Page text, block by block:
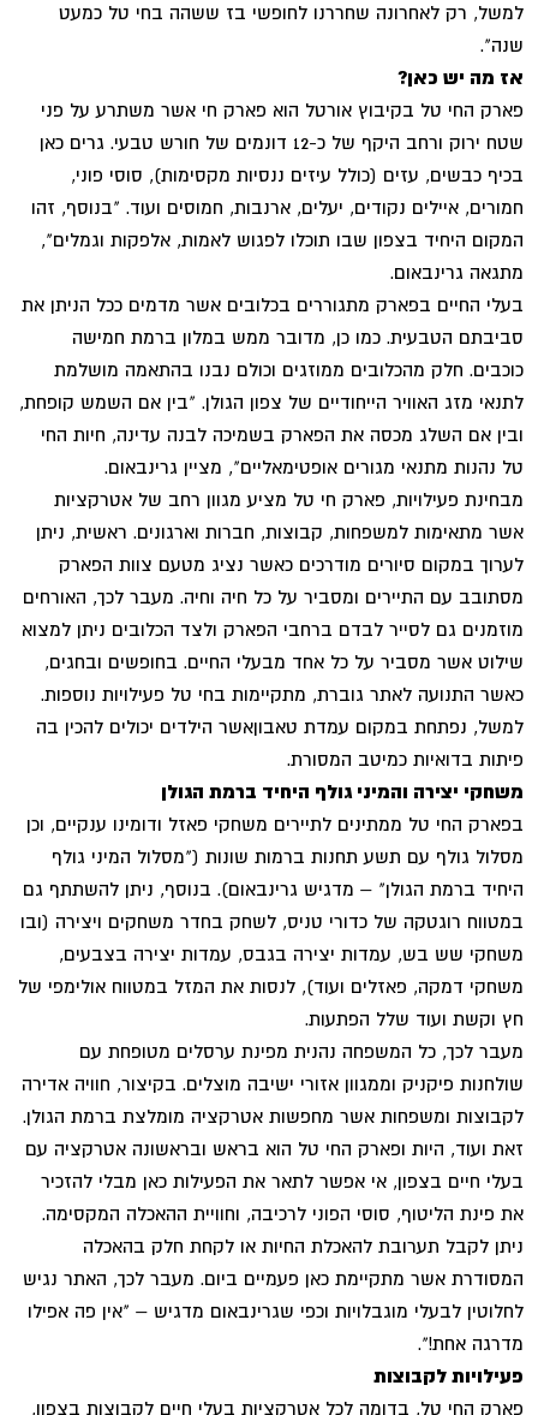
למשל, רק לאחרונה שחררנו לחופשי בז ששהה בחי טל כמעט
שנה".
אז מה יש כאן?
פארק החי טל בקיבוץ אורטל הוא פארק חי אשר משתרע על פני
שטח ירוק ורחב היקף של כ-12 דונמים של חורש טבעי. גרים כאן
בכיף כבשים, עזים (כולל עיזים ננסיות מקסימות), סוסי פוני,
חמורים, איילים נקודים, יעלים, ארנבות, חמוסים ועוד. "בנוסף, זהו
המקום היחיד בצפון שבו תוכלו לפגוש לאמות, אלפקות וגמלים",
מתגאה גרינבאום.
בעלי החיים בפארק מתגוררים בכלובים אשר מדמים ככל הניתן את
סביבתם הטבעית. כמו כן, מדובר ממש במלון ברמת חמישה
כוכבים. חלק מהכלובים ממוזגים וכולם נבנו בהתאמה מושלמת
לתנאי מזג האוויר הייחודיים של צפון הגולן. "בין אם השמש קופחת,
ובין אם השלג מכסה את הפארק בשמיכה לבנה עדינה, חיות החי
טל נהנות מתנאי מגורים אופטימאליים", מציין גרינבאום.
מבחינת פעילויות, פארק חי טל מציע מגוון רחב של אטרקציות
אשר מתאימות למשפחות, קבוצות, חברות וארגונים. ראשית, ניתן
לערוך במקום סיורים מודרכים כאשר נציג מטעם צוות הפארק
מסתובב עם התיירים ומסביר על כל חיה וחיה. מעבר לכך, האורחים
מוזמנים גם לסייר לבדם ברחבי הפארק ולצד הכלובים ניתן למצוא
שילוט אשר מסביר על כל אחד מבעלי החיים. בחופשים ובחגים,
כאשר התנועה לאתר גוברת, מתקיימות בחי טל פעילויות נוספות.
למשל, נפתחת במקום עמדת טאבוןאשר הילדים יכולים להכין בה
פיתות בדואיות כמיטב המסורת.
משחקי יצירה והמיני גולף היחיד ברמת הגולן
בפארק החי טל ממתינים לתיירים משחקי פאזל ודומינו ענקיים, וכן
מסלול גולף עם תשע תחנות ברמות שונות ("מסלול המיני גולף
היחיד ברמת הגולן" – מדגיש גרינבאום). בנוסף, ניתן להשתתף גם
במטווח רוגטקה של כדורי טניס, לשחק בחדר משחקים ויצירה (ובו
משחקי שש בש, עמדות יצירה בגבס, עמדות יצירה בצבעים,
משחקי דמקה, פאזלים ועוד), לנסות את המזל במטווח אולימפי של
חץ וקשת ועוד שלל הפתעות.
מעבר לכך, כל המשפחה נהנית מפינת ערסלים מטופחת עם
שולחנות פיקניק וממגוון אזורי ישיבה מוצלים. בקיצור, חוויה אדירה
לקבוצות ומשפחות אשר מחפשות אטרקציה מומלצת ברמת הגולן.
זאת ועוד, היות ופארק החי טל הוא בראש ובראשונה אטרקציה עם
בעלי חיים בצפון, אי אפשר לתאר את הפעילות כאן מבלי להזכיר
את פינת הליטוף, סוסי הפוני לרכיבה, וחוויית ההאכלה המקסימה.
ניתן לקבל תערובת להאכלת החיות או לקחת חלק בהאכלה
המסודרת אשר מתקיימת כאן פעמיים ביום. מעבר לכך, האתר נגיש
לחלוטין לבעלי מוגבלויות וכפי שגרינבאום מדגיש – "אין פה אפילו
מדרגה אחת!".
פעילויות לקבוצות
פארק החי טל, בדומה לכל אטרקציות בעלי חיים לקבוצות בצפון,